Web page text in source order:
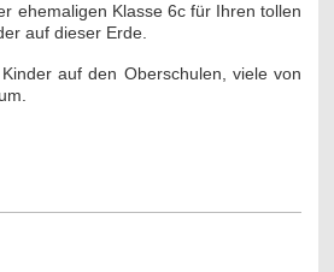
ehemaligen Klasse 6c für Ihren tollen
auf dieser Erde.
auf den Oberschulen, viele von